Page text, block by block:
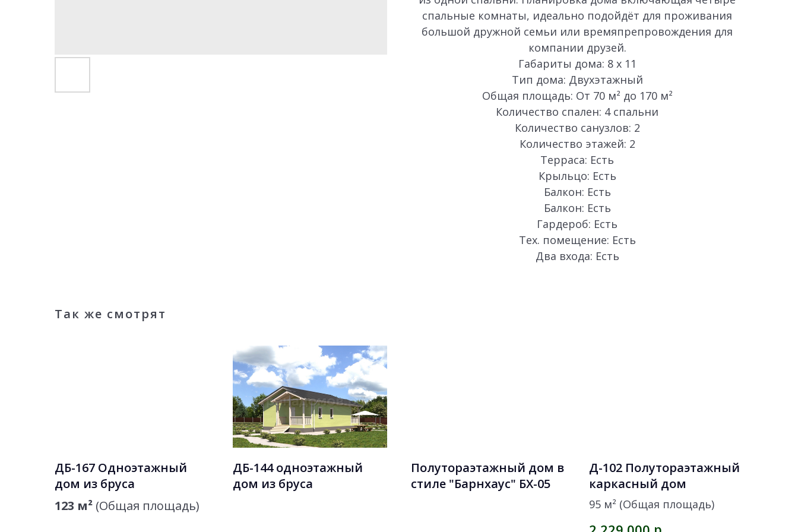
спальные комнаты, идеально подойдёт для проживания
большой дружной семьи или времяпрепровождения для
компании друзей.
Габариты дома: 8 х 11
Тип дома: Двухэтажный
Общая площадь: От 70 м² до 170 м²
Количество спален: 4 спальни
Количество санузлов: 2
Количество этажей: 2
Терраса: Есть
Крыльцо: Есть
Балкон: Есть
Балкон: Есть
Гардероб: Есть
Тех. помещение: Есть
Два входа: Есть
Так же смотрят
ДБ-167 Одноэтажный
дом из бруса
123 м² (Общая площадь)
ДБ-144 одноэтажный
дом из бруса
Полутораэтажный дом в
стиле "Барнхаус" БХ-05
Д-102 Полутораэтажный
каркасный дом
95 м² (Общая площадь)